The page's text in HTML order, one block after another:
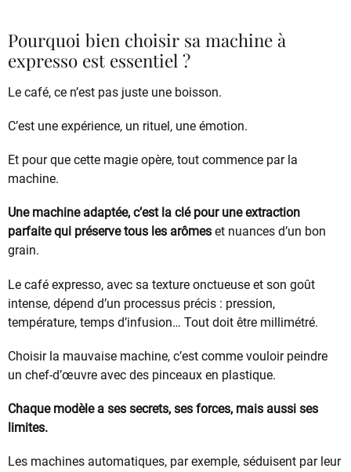
Pourquoi bien choisir sa machine à
expresso est essentiel ?
Le café, ce n’est pas juste une boisson.
C’est une expérience, un rituel, une émotion.
Et pour que cette magie opère, tout commence par la
machine.
Une machine adaptée, c’est la clé pour une extraction
parfaite qui préserve tous les arômes et nuances d’un bon
grain.
Le café expresso, avec sa texture onctueuse et son goût
intense, dépend d’un processus précis : pression,
température, temps d’infusion… Tout doit être millimétré.
Choisir la mauvaise machine, c’est comme vouloir peindre
un chef-d’œuvre avec des pinceaux en plastique.
Chaque modèle a ses secrets, ses forces, mais aussi ses
limites.
Les machines automatiques, par exemple, séduisent par leur